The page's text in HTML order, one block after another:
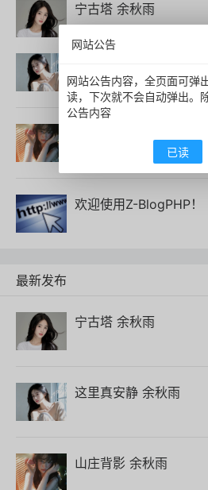
宁古塔 余秋雨
欢迎使用Z-BlogPHP！
最新发布
宁古塔 余秋雨
这里真安静 余秋雨
山庄背影 余秋雨
网站公告
网站公告内容，全页面可弹
读，下次就不会自动弹出。
公告内容
已读